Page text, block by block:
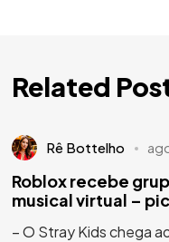
Related
Rê Bottelho
Roblox recebe
musical virtual –
– O Stray Kids chega